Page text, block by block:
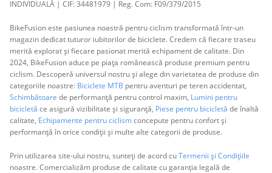
INDIVIDUALĂ | CIF: 34481979 | Reg. Com: F09/379/2015
BikeFusion este pasiunea noastră pentru ciclism transformată într-un
magazin dedicat tuturor iubitorilor de biciclete. Credem că fiecare traseu
merită explorat și fiecare pasionat merită echipament de calitate. Din
2024, BikeFusion aduce pe piața românească produse premium pentru
ciclism. Descoperă universul nostru și alege din varietatea de produse din
categoriile noastre: Biciclete MTB pentru aventuri pe teren accidentat,
Schimbătoare de performanță pentru control maxim, Lumini pentru
bicicletă ce asigură vizibilitate și siguranță, Piese pentru bicicletă de înaltă
calitate, Echipamente pentru ciclismconcepute pentru confort și
performanță în orice condiții și multe alte categorii de produse.
Prin utilizarea site-ului nostru, sunteți de acord cuTermenii și Condițiile
noastre. Comercializăm produse de calitate cu garanția legală de